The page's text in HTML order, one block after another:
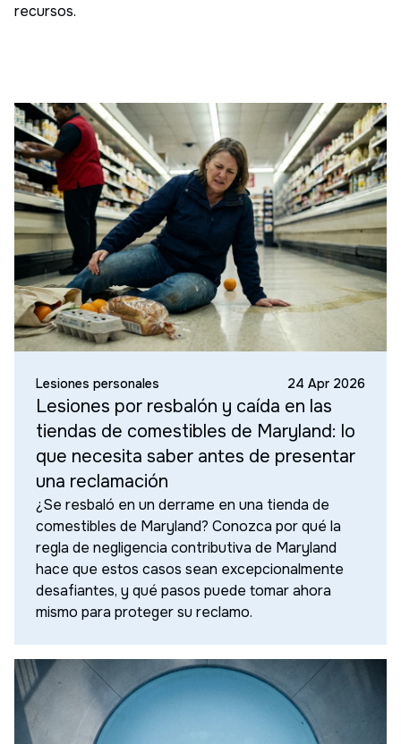
recursos.
Lesiones personales 24 Apr 2026
Lesiones por resbalón y caída en las
tiendas de comestibles de Maryland: lo
que necesita saber antes de presentar
una reclamación
¿Se resbaló en un derrame en una tienda de
comestibles de Maryland? Conozca por qué la
regla de negligencia contributiva de Maryland
hace que estos casos sean excepcionalmente
desafiantes, y qué pasos puede tomar ahora
mismo para proteger su reclamo.